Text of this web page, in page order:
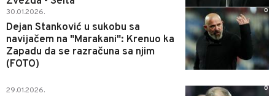
30.01.2026.
Dejan Stanković u sukobu sa
navijačem na "Marakani": Krenuo ka
Zapadu da se razračuna sa njim
(FOTO)
0
29.01.2026. 0